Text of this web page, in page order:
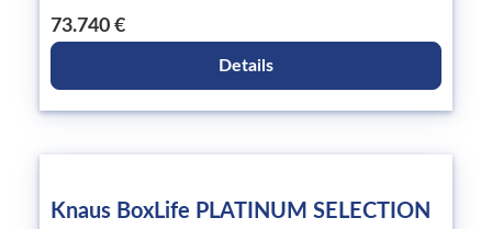
73.740 €
Details
Knaus BoxLife PLATINUM SELECTION